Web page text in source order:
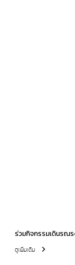
ร่วมกิจกรรมเดินรณ
ดูเพิ่มเติม